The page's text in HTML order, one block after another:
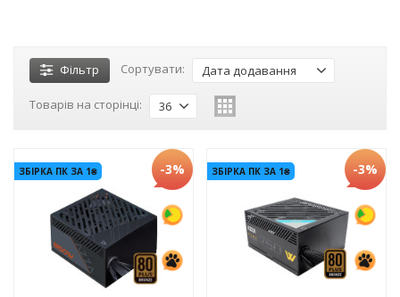
Фільтр Сортувати: Дата додавання
Товарів на сторінці: 36
ЗБІРКА ПК ЗА 1₴ -3% ЗБІРКА ПК ЗА 1₴ -3%